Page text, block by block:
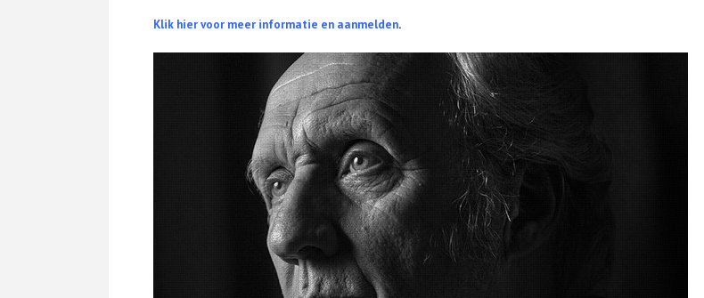
Klik hier voor meer informatie en aanmelden.